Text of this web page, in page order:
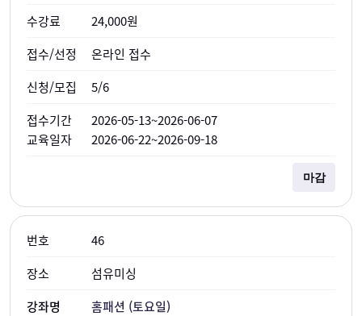
24,000원
온라인 접수
5/6
2026-05-13~2026-06-07
2026-06-22~2026-09-18
마감
46
섬유미싱
홈패션 (토요일)